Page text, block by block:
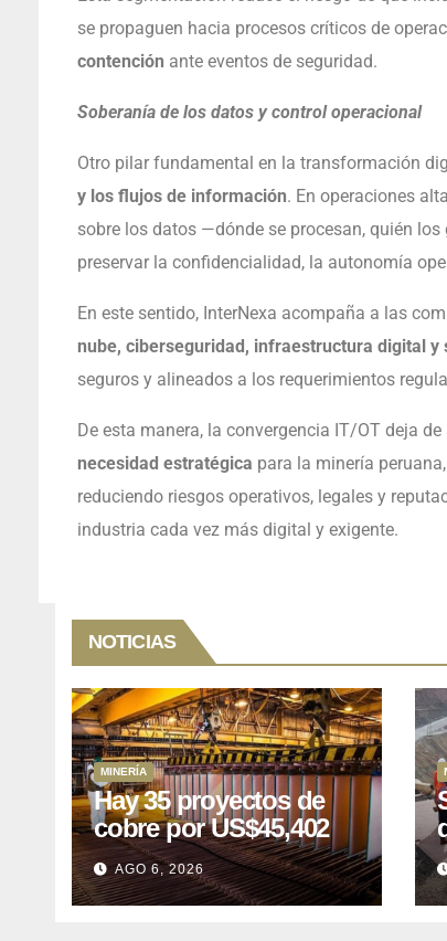
se propaguen hacia procesos críticos de
contención ante eventos de seguridad.
Soberanía de los datos y control operacional
Otro pilar fundamental en la transformación
y los flujos de información. En operaciones
sobre los datos —dónde se procesan, quién
preservar la confidencialidad, la autonomía
En este sentido, InterNexa acompaña a las
nube, ciberseguridad, infraestructura digital y
seguros y alineados a los requerimientos
De esta manera, la convergencia IT/OT deja
necesidad estratégica para la minería
reduciendo riesgos operativos, legales y
industria cada vez más digital y exigente.
NOTICIAS
MINERÍA
Hay 35 proyectos de
cobre por US$45,402
millones que Perú
puede aprovechar
AGO 6, 2026